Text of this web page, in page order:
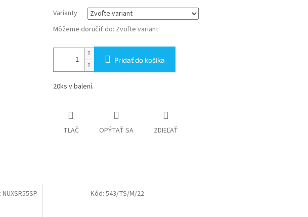
Varianty
Môžeme doručiť do: Zvoľte variant
Pridať do košíka
20ks v balení.
TLAČ OPÝTAŤ SA ZDIEĽAŤ
NUXSR55SP Kód:543/TS/M/22